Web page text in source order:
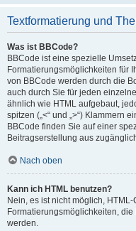
Textformatierung und
Was ist BBCode?
BBCode ist eine spezielle
Formatierungsmöglichkeiten für
von BBCode werden durch die
auch durch Sie für jeden
ähnlich wie HTML aufgebaut,
spitzen („<“ und „>“) Klammern
BBCode finden Sie auf einer
Beitragserstellung aus
Nach oben
Kann ich HTML benutzen?
Nein, es ist nicht möglich,
Formatierungsmöglichkeiten,
werden.